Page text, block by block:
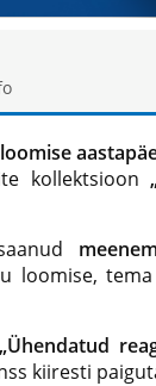
kollektsioon
loomise,
„Ühendatud
kiiresti